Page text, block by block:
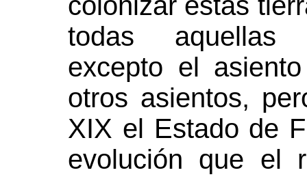
todas aquellas
excepto el
otros asientos,
XIX el Estado de
evolución que el